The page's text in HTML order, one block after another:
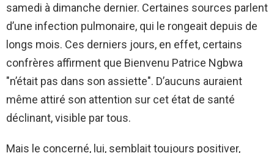
samedi à dimanche dernier. Certaines sources parlent
d’une infection pulmonaire, qui le rongeait depuis de
longs mois. Ces derniers jours, en effet, certains
confrères affirment que Bienvenu Patrice Ngbwa
"n’était pas dans son assiette". D’aucuns auraient
même attiré son attention sur cet état de santé
déclinant, visible par tous.
Mais le concerné, lui, semblait toujours positiver,